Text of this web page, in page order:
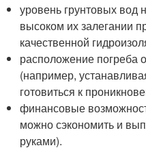
уровень грунтовых вод
высоком их залегании
качественной
расположение погреба
(например,
готовиться к
финансовые
можно сэкономить и
руками).